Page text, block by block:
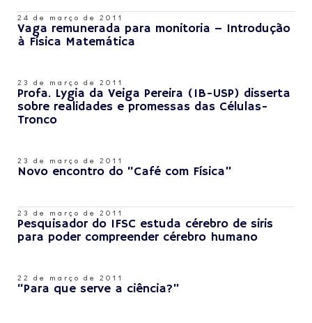
24 de março de 2011
Vaga remunerada para monitoria – Introdução
à Física Matemática
23 de março de 2011
Profa. Lygia da Veiga Pereira (IB-USP) disserta
sobre realidades e promessas das Células-
Tronco
23 de março de 2011
Novo encontro do “Café com Física”
23 de março de 2011
Pesquisador do IFSC estuda cérebro de siris
para poder compreender cérebro humano
22 de março de 2011
“Para que serve a ciência?”